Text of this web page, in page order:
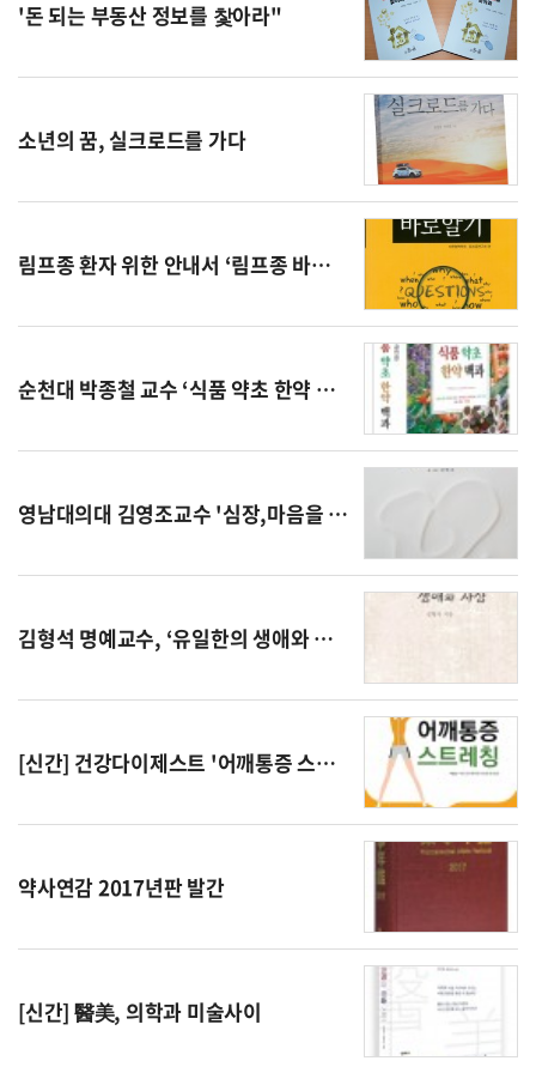
'돈 되는 부동산 정보를 찿아라"
소년의 꿈, 실크로드를 가다
림프종 환자 위한 안내서 ‘림프종 바로알기’ 출간
순천대 박종철 교수 ‘식품 약초 한약 백과’
영남대의대 김영조교수 '심장,마음을 말하다'
김형석 명예교수, ‘유일한의 생애와 사상’ 출간
[신간] 건강다이제스트 '어깨통증 스트레칭'
약사연감 2017년판 발간
[신간] 醫美, 의학과 미술사이